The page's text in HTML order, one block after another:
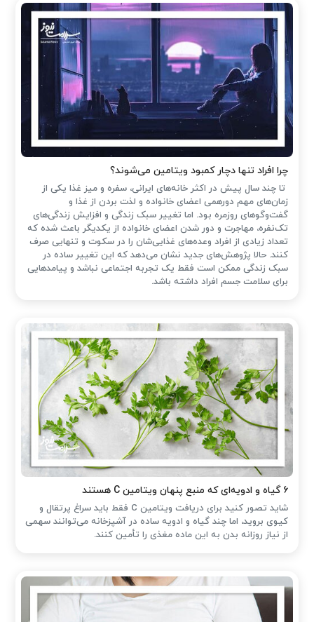
چرا افراد تنها دچار کمبود ویتامین می‌شوند؟
تا چند سال پیش در اکثر خانه‌های ایرانی، سفره و میز غذا یکی از
زمان‌های مهم دورهمی اعضای خانواده و لذت بردن از غذا و
گفت‌وگوهای روزمره بود. اما تغییر سبک زندگی و افزایش زندگی‌های
تک‌نفره، مهاجرت و دور شدن اعضای خانواده از یکدیگر باعث شده که
تعداد زیادی از افراد وعده‌های غذایی‌شان را در سکوت و تنهایی صرف
کنند. حالا پژوهش‌های جدید نشان می‌دهد که این تغییر ساده در
سبک زندگی ممکن است فقط یک تجربه اجتماعی نباشد و پیامدهایی
برای سلامت جسم افراد داشته باشد.
۶ گیاه و ادویه‌ای که منبع پنهان ویتامین C هستند
شاید تصور کنید برای دریافت ویتامین C فقط باید سراغ پرتقال و
کیوی بروید، اما چند گیاه و ادویه ساده در آشپزخانه می‌توانند سهمی
از نیاز روزانه بدن به این ماده مغذی را تأمین کنند.